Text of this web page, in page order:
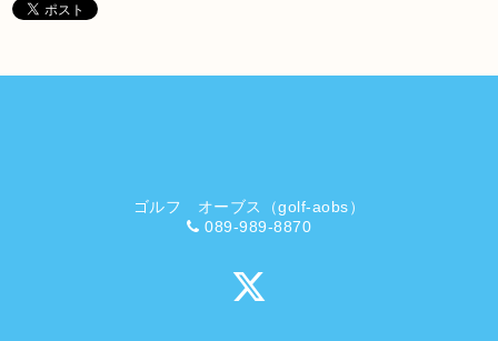
ゴルフ オーブス（golf-aobs）
089-989-8870